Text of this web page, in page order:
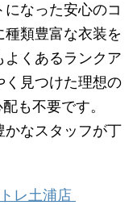
なった安心のコ
種類豊富な衣装を
くあるランクア
く見つけた理想の
も不要です。
かなスタッフが丁
レ土浦店